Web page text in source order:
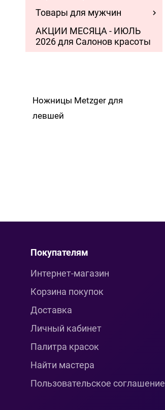
Товары для мужчин
АКЦИИ МЕСЯЦА - ИЮЛЬ
2026 для Салонов красоты
Ножницы Metzger для
левшей
Покупателям
Интернет-магазин
Корзина покупок
Доставка
Личный кабинет
Палитра красок
Найти мастера
Пользовательское соглашение